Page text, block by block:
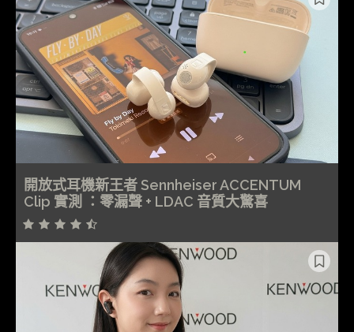
開放式耳機新王者 Sennheiser ACCENTUM
Clip 實測 ：零漏聲 + LDAC 音質大驚喜